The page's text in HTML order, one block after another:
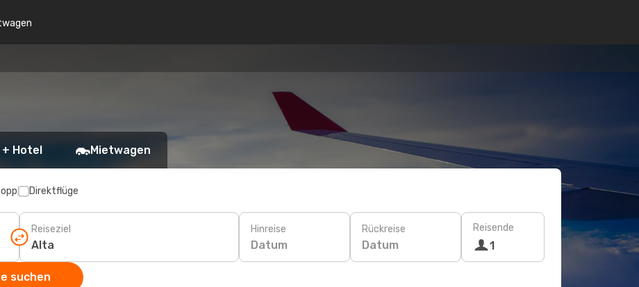
+ Hotel Mietwagen
Direktflüge
Reiseziel Hinreise
Datum
Rückreise
Datum
Reisende
1
suchen